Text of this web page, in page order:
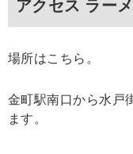
アクセス ラー
場所はこちら。
金町駅南口から水戸
ます。